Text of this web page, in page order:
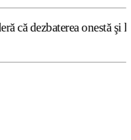
onestă şi